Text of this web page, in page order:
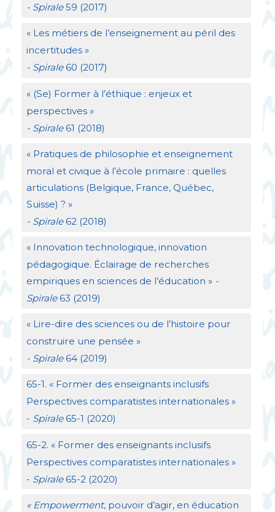
- Spirale59 (2017)
« Les métiers de l’enseignement au péril des
incertitudes »
- Spirale60 (2017)
« (Se) Former à l’éthique : enjeux et
perspectives »
- Spirale61 (2018)
« Pratiques de philosophie et enseignement
moral et civique à l’école primaire : quelles
articulations (Belgique, France, Québec,
Suisse) ? »
- Spirale62 (2018)
« Innovation technologique, innovation
pédagogique. Éclairage de recherches
empiriques en sciences de l’éducation » -
Spirale63 (2019)
« Lire-dire des sciences ou de l’histoire pour
construire une pensée »
- Spirale64 (2019)
65-1. « Former des enseignants inclusifs
Perspectives comparatistes internationales »
- Spirale65-1 (2020)
65-2. « Former des enseignants inclusifs
Perspectives comparatistes internationales »
- Spirale65-2 (2020)
« Empowerment, pouvoir d’agir, en éducation